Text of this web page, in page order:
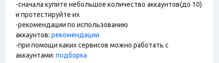
-сначала купите небольшое количество аккаунтов(до 10)
и протестируйте их
-рекомендации по использованию
аккаунтов: рекомендации
-при помощи каких сервисов можно работать с
аккаунтами: подборка